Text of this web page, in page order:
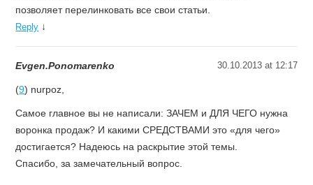
позволяет перелинковать все свои статьи.
Reply ↓
Evgen.Ponomarenko 30.10.2013 at 12:17
(9) nurpoz,
Самое главное вы не написали: ЗАЧЕМ и ДЛЯ ЧЕГО нужна
воронка продаж? И какими СРЕДСТВАМИ это «для чего»
достигается? Надеюсь на раскрытие этой темы.
Спасибо, за замечательный вопрос.